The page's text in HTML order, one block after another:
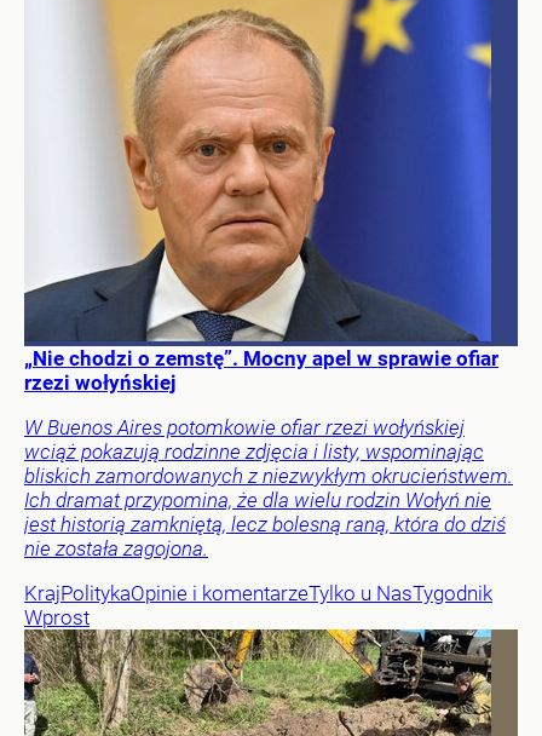
„Nie chodzi o zemstę”. Mocny apel w sprawie ofiar
rzezi wołyńskiej
W Buenos Aires potomkowie ofiar rzezi wołyńskiej
wciąż pokazują rodzinne zdjęcia i listy, wspominając
bliskich zamordowanych z niezwykłym okrucieństwem.
Ich dramat przypomina, że dla wielu rodzin Wołyń nie
jest historią zamkniętą, lecz bolesną raną, która do dziś
nie została zagojona.
KrajPolitykaOpinie i komentarzeTylko u NasTygodnik
Wprost